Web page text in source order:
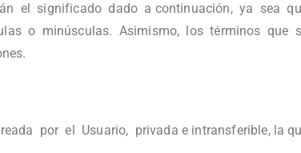
el significado dado a continuación, ya sea
o minúsculas. Asimismo, los términos que
por el Usuario, privada e intransferible, la